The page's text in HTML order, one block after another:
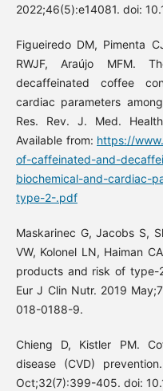
2022;46(5):e14081. doi:
Figueiredo DM, Pimenta
RWJF, Araújo MFM.
decaffeinated coffee
cardiac parameters
Res. Rev. J. Med.
Available from: https://
of-caffeinated-and-
biochemical-and-cardiac-
type-2-.pdf
Maskarinec G, Jacobs S,
VW, Kolonel LN, Haiman
products and risk of type-
Eur J Clin Nutr. 2019
018-0188-9.
Chieng D, Kistler PM.
disease (CVD)
Oct;32(7):399-405. doi: